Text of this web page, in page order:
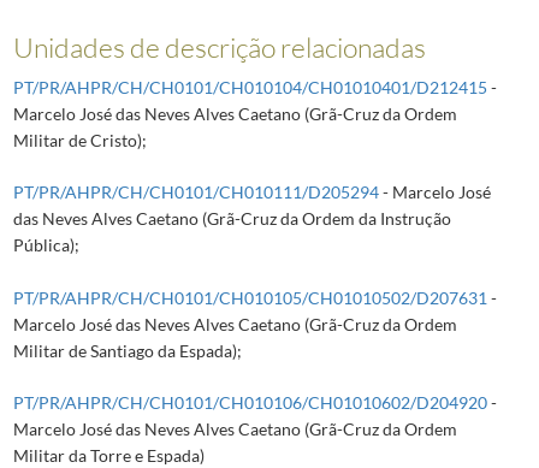
Unidades de descrição relacionadas
PT/PR/AHPR/CH/CH0101/CH010104/CH01010401/D212415 -
Marcelo José das Neves Alves Caetano (Grã-Cruz da Ordem
Militar de Cristo);
PT/PR/AHPR/CH/CH0101/CH010111/D205294- Marcelo José
das Neves Alves Caetano (Grã-Cruz da Ordem da Instrução
Pública);
PT/PR/AHPR/CH/CH0101/CH010105/CH01010502/D207631 -
Marcelo José das Neves Alves Caetano (Grã-Cruz da Ordem
Militar de Santiago da Espada);
PT/PR/AHPR/CH/CH0101/CH010106/CH01010602/D204920-
Marcelo José das Neves Alves Caetano (Grã-Cruz da Ordem
Militar da Torre e Espada)